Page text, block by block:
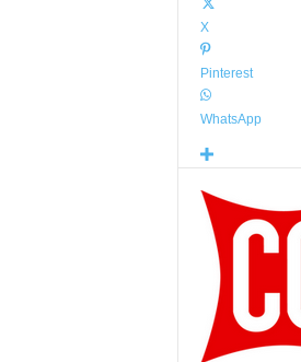
X
Pinterest
WhatsApp